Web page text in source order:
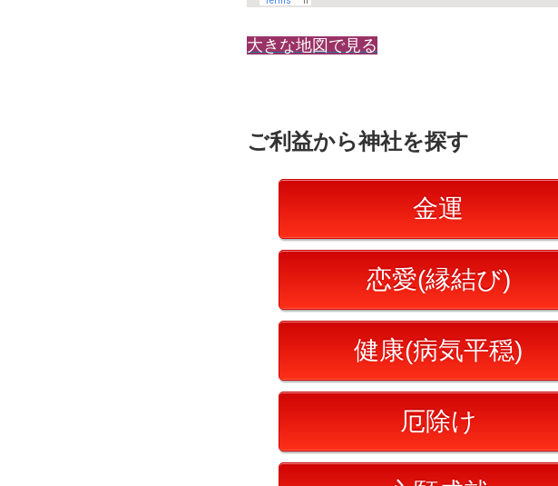
大きな地図で見る
ご利益から神社を探す
金運
恋愛(縁結び)
健康(病気平穏)
厄除け